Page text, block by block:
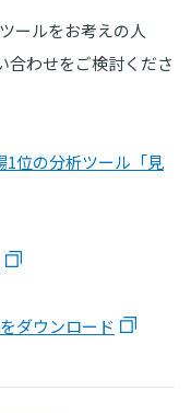
ールをお考えの人
合わせをご検討くださ
1位の分析ツール「見
ダウンロード